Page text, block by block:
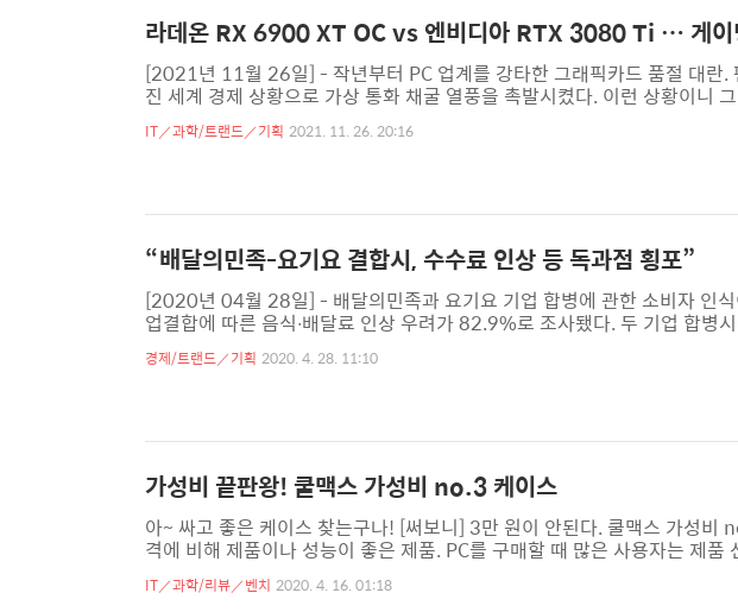
라데온 RX 6900 XT OC vs 엔비디아 RTX 3080 Ti … 게이
[2021년 11월 26일] - 작년부터 PC 업계를 강타한 그래픽카드 품절 대란.
진 세계 경제 상황으로 가상 통화 채굴 열풍을 촉발시켰다. 이런 상황이니
밖에 없다. PC의 실 수요, 가상통화 채굴 목적의 수요가 동시에 맞물리면서
지어 그 돈을 주고도 구할 수 없게 된 시장은 일순간 패닉에 빠졌다. PC 업
IT／과학/트랜드／기획 2021. 11. 26. 20:16
“배달의민족-요기요 결합시, 수수료 인상 등 독과점 횡포”
[2020년 04월 28일] - 배달의민족과 요기요 기업 합병에 관한 소비자 인
업결합에 따른 음식∙배달료 인상 우려가 82.9%로 조사됐다. 두 기업 합병
동일 기업 내 여러 업체 운영 시에도 독과점 폐해 발생 사례 다수라는 점과
를 대변했다. 소비자시민모임은 ‘공정위, 소비자 피해 우려되는 기업결합 불
경제/트랜드／기획 2020. 4. 28. 11:10
가성비 끝판왕! 쿨맥스 가성비 no.3 케이스
아~ 싸고 좋은 케이스 찾는구나! [써보니] 3만 원이 안된다. 쿨맥스 가성
격에 비해 제품이나 성능이 좋은 제품. PC를 구매할 때 많은 사용자는 제
성비가 좋다는 건 품질도 좋다는 의미다. PC 시장이 성장할수록 가성비도
거와 달리 직접 부품을 선택하고 취향에 맞춰 구성하는 시스템 선호도가 자
IT／과학/리뷰／벤치 2020. 4. 16. 01:18